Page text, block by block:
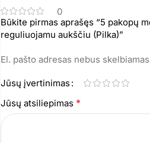
0
Būkite pirmas aprašęs “5 pakopų
reguliuojamu aukščiu (Pilka)”
El. pašto adresas nebus
Jūsų įvertinimas
Jūsų atsiliepimas *